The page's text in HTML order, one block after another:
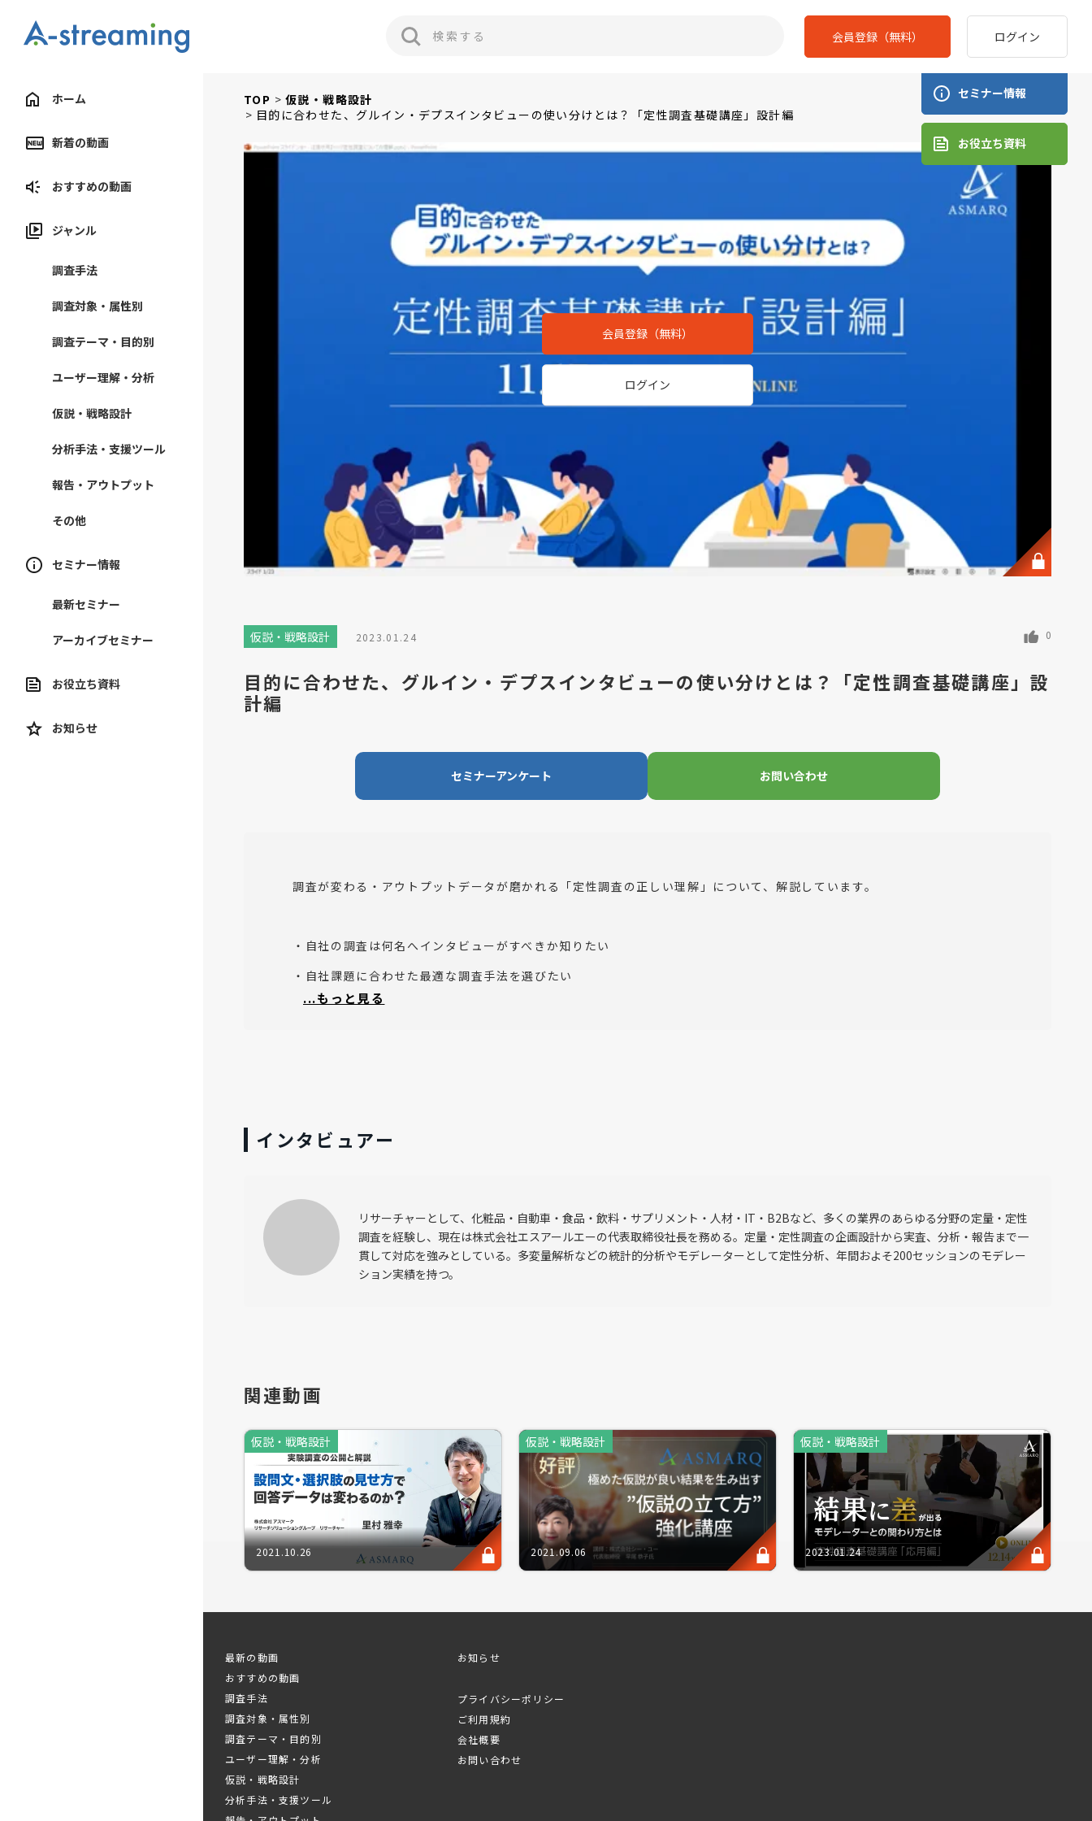
会員登録（無料） ログイン
ホーム
新着の動画
おすすめの動画
ジャンル
調査手法
調査対象・属性別
調査テーマ・目的別
ユーザー理解・分析
仮説・戦略設計
分析手法・支援ツール
報告・アウトプット
その他
セミナー情報
最新セミナー
アーカイブセミナー
お役立ち資料
お知らせ
TOP
仮説・戦略設計
目的に合わせた、グルイン・デプスインタビューの使い分けとは？「定性調査基礎講座」設計編
会員登録（無料）
ログイン
仮説・戦略設計 2023.01.24 0
目的に合わせた、グルイン・デプスインタビューの使い分けとは？「定性調査基礎講座」設
計編
セミナーアンケート お問い合わせ
調査が変わる・アウトプットデータが磨かれる「定性調査の正しい理解」について、解説しています。
・自社の調査は何名へインタビューがすべきか知りたい
・自社課題に合わせた最適な調査手法を選びたい
・グルインorデプス？使い分け方の最適解を得たい
チャットインタビューなど、調査実施のハードルも下がり幅広いシーンで活用ができます。
しかし定性調査を行う中で「そもそもグルインではなくデプスで行うべきだった」「サンプル数が少なすぎて、アウトプッ
トがまとまらない」など、基礎的な設計段階でのミスを散見する場もしばしばあります。更には「Aと回答した人が多いので
Aにしよう」など、定性調査を定量目線で判断してしまう初歩的な誤りも、まだまだ実情として顕在します。
き、"本当に有効な調査"へお役立ていただけますと幸いです。 ※ファシリテーター：畠紀恵(アスマーク・マーケティング
■プログラム
・"因果を読み解く"定性調査の本質に立ち戻る
・課題別・グルインとデプスインタビューの違い
・テーマ・目的に合わせた手法の選び方
...もっと見る
インタビュアー
リサーチャーとして、化粧品・自動車・食品・飲料・サプリメント・人材・IT・B2Bなど、多くの業界のあらゆる分野の定量・定性
調査を経験し、現在は株式会社エスアールエーの代表取締役社長を務める。定量・定性調査の企画設計から実査、分析・報告まで一
貫して対応を強みとしている。多変量解析などの統計的分析やモデレーターとして定性分析、年間およそ200セッションのモデレー
ション実績を持つ。
関連動画
仮説・戦略設計
2021.10.26
仮説・戦略設計
2021.09.06
仮説・戦略設計
2023.01.24
最新の動画
おすすめの動画
調査手法
調査対象・属性別
調査テーマ・目的別
ユーザー理解・分析
仮説・戦略設計
分析手法・支援ツール
お知らせ
プライバシーポリシー
ご利用規約
会社概要
お問い合わせ
セミナー情報
お役立ち資料